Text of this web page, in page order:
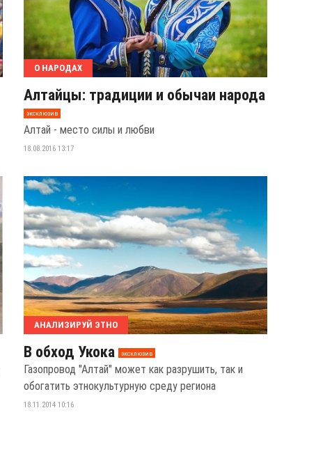
О НАРОДАХ
Алтайцы: традиции и обычаи народа
эксклюзив
Алтай - место силы и любви
18.08.2016 13:17
АНАЛИЗИРУЙ ЭТНО
В обход Укока эксклюзив
Газопровод "Алтай" может как разрушить, так и
обогатить этнокультурную среду региона
18.11.2014 10:16